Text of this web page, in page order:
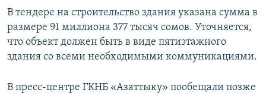
В тендере на строительство здания указана сумма в
размере 91 миллиона 377 тысяч сомов. Уточняется,
что объект должен быть в виде пятиэтажного
здания со всеми необходимыми коммуникациями.
В пресс-центре ГКНБ «Азаттыку» пообещали позже